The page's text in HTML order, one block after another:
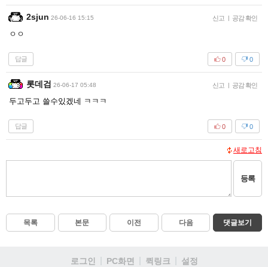
2sjun 26-06-16 15:15 신고 | 공감 확인
ㅇㅇ
답글 0
0
롯데검 26-06-17 05:48 신고 | 공감 확인
두고두고 쓸수있겠네 ㅋㅋㅋ
답글 0
0
새로고침
등록
목록 본문 이전 다음 댓글보기
로그인 PC화면 퀵링크 설정